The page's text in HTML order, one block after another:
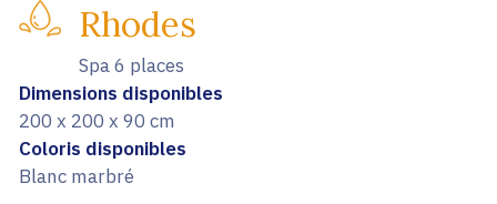
Rhodes
Spa 6 places
Dimensions disponibles
200 x 200 x 90 cm
Coloris disponibles
Blanc marbré